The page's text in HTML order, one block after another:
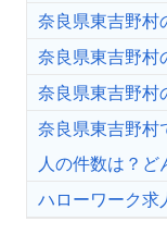
奈良県東吉野村
奈良県東吉野村
奈良県東吉野村
奈良県東吉野村
人の件数は？ど
ハローワーク求